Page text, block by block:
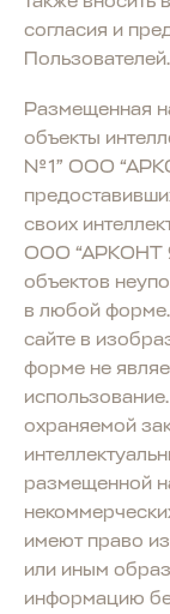
согласия и
Пользователей.
Размещенная
объекты
№1” ООО
своих
ООО “АРКОНТ
объектов
в любой
сайте в
форме не
охраняемой
размещенной
имеют право
или иным
информацию